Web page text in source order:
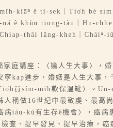
kiāⁿ ê tì-sek｜Tio̍h bé
ê khùn tiong-tàu｜Hu-
thāi lâng-kheh｜Cháiⁿ-
庭講座：〈論人生大事〉，
寧kap進步，婚姻是人生大事
買sím-mi̍h款保溫罐〉。
人稱做16世紀中最敬虔、最
iáu-kú有生存ê機會〉，癌
檢查、提早發見、提早治療